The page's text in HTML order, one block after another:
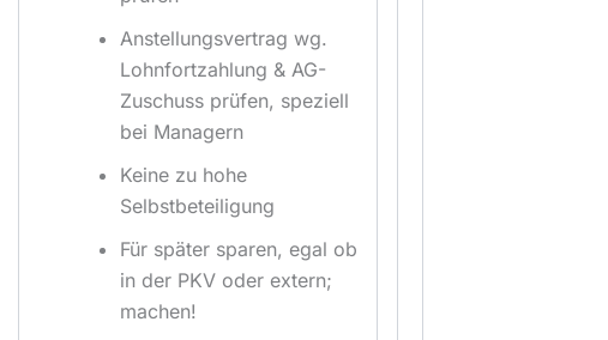
Anstellungsvertrag wg.
Lohnfortzahlung & AG-
Zuschuss prüfen, speziell
bei Managern
Keine zu hohe
Selbstbeteiligung
Für später sparen, egal ob
in der PKV oder extern;
machen!